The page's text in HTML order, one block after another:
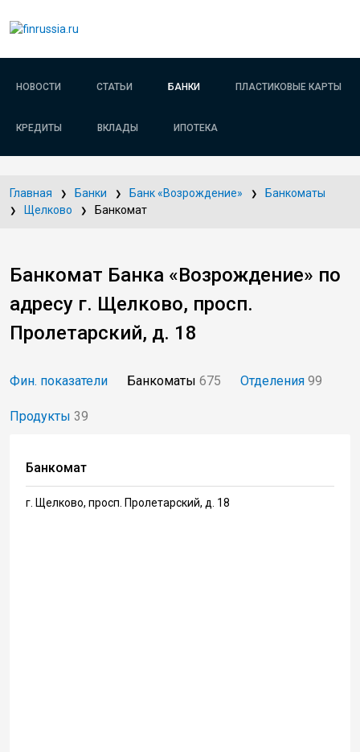
НОВОСТИ СТАТЬИ БАНКИ ПЛАСТИКОВЫЕ КАРТЫ
КРЕДИТЫ ВКЛАДЫ ИПОТЕКА
Главная Банки Банк «Возрождение»
Банкоматы
Щелково
Банкомат
Банкомат Банка «Возрождение» по
адресу г. Щелково, просп.
Пролетарский, д. 18
Фин. показатели Банкоматы 675 Отделения 99
Продукты 39
Банкомат
г. Щелково, просп. Пролетарский, д. 18